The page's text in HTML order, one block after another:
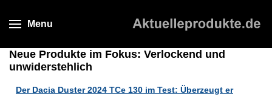
Menu
Neue Produkte im Fokus: Verlockend und
unwiderstehlich
Der Dacia Duster 2024 TCe 130 im Test: Überzeugt er